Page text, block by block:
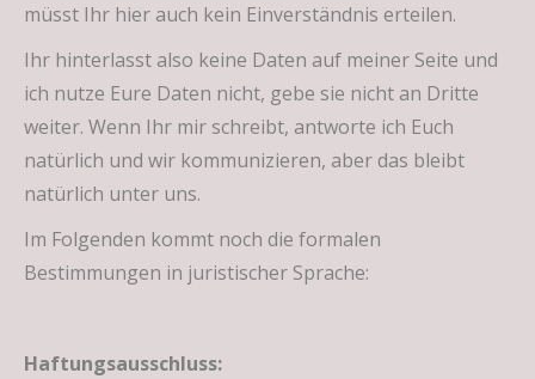
müsst Ihr hier auch kein Einverständnis erteilen.
Ihr hinterlasst also keine Daten auf meiner Seite und
ich nutze Eure Daten nicht, gebe sie nicht an Dritte
weiter. Wenn Ihr mir schreibt, antworte ich Euch
natürlich und wir kommunizieren, aber das bleibt
natürlich unter uns.
Im Folgenden kommt noch die formalen
Bestimmungen in juristischer Sprache:
Haftungsausschluss: